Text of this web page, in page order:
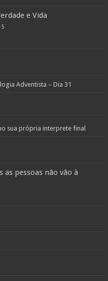
e Vida
5
Adventista – Dia 31
sua própria interprete final
as pessoas não vão à